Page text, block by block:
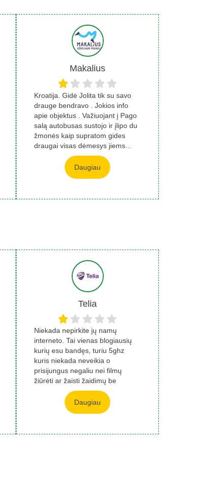
Makalius
Kroatija. Gidė Jolita tik su savo
drauge bendravo . Jokios info
apie objektus . Važiuojant į Pago
salą autobusas sustojo ir įlipo du
žmonės kaip supratom gides
draugai visas dėmesys jiems...
Daugiau
Telia
Niekada nepirkite jų namų
interneto. Tai vienas blogiausių
kurių esu bandęs, turiu 5ghz
kuris niekada neveikia o
prisijungus negaliu nei filmų
žiūrėti ar žaisti žaidimų be
strigimo, o jei no...
Daugiau